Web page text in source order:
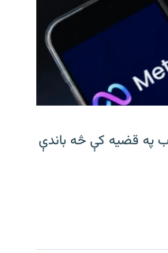
په قضیه کې څه باندې